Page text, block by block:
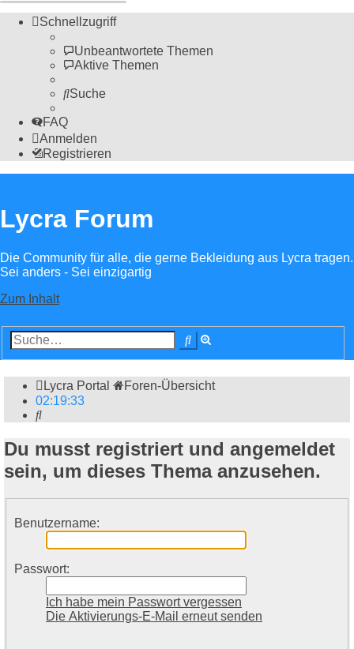
Schnellzugriff
Unbeantwortete Themen
Aktive Themen
Suche
FAQ
Anmelden
Registrieren
Lycra Forum
Die Community für alle, die gerne Bekleidung aus Lycra tragen.
Sei anders - Sei einzigartig
Zum Inhalt
Suche
Lycra Portal
Foren-Übersicht
02:19:33
Suche
Du musst registriert und angemeldet
sein, um dieses Thema anzusehen.
Benutzername:
Passwort:
Ich habe mein Passwort vergessen
Die Aktivierungs-E-Mail erneut senden